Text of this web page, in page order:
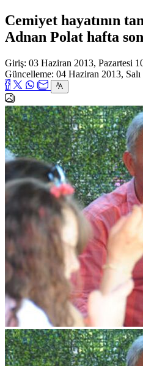
Cemiyet hayatının
Adnan Polat hafta
Giriş: 03 Haziran 2013, Pazartesi
Güncelleme: 04 Haziran 2013,